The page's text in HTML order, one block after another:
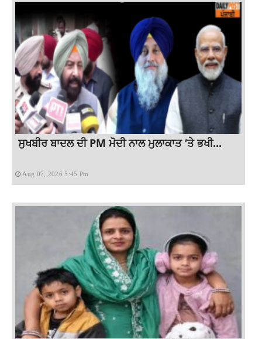
ਸੁਖਬੀਰ ਬਾਦਲ ਦੀ PM ਮੋਦੀ ਨਾਲ ਮੁਲਾਕਾਤ ‘ਤੇ ਭਖੀ...
Aug 07, 2026 5:45 Pm